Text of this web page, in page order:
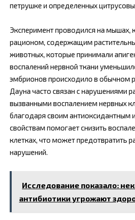
петрушке и определенных
Эксперимент проводился на мышах,
рационом, содержащим
животных, которые принимали
воспалений нервной ткани
эмбрионов происходило в обычном
Дауна часто связан с нарушениями
вызванными воспалением нервных
благодаря своим антиоксидантным
свойствам помогает снизить
клетках, что может предотвратить
нарушений.
Исследование показало:
антибиотики угрожают